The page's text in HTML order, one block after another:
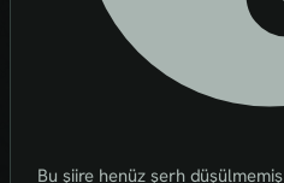
Bu şiire henüz şerh düşülmemiş